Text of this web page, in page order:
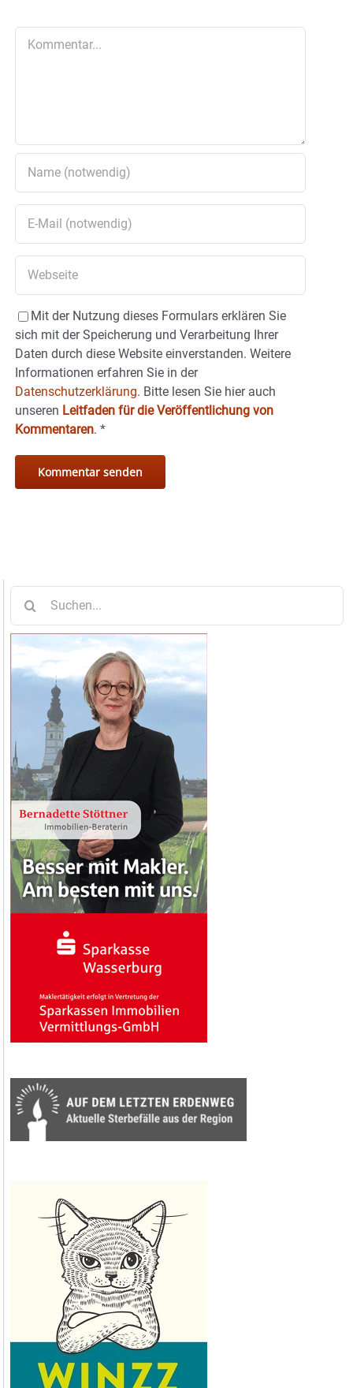
Mit der Nutzung dieses Formulars erklären Sie
sich mit der Speicherung und Verarbeitung Ihrer
Daten durch diese Website einverstanden. Weitere
Informationen erfahren Sie in der
Datenschutzerklärung. Bitte lesen Sie hier auch
unseren Leitfaden für die Veröffentlichung von
Kommentaren. *
nach: